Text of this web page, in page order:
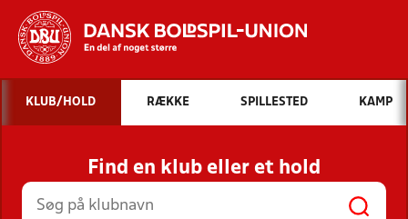
Hvad vil du søge efter?
INDHOLD OG NYHEDER
STILLINGER, RESULTATER, KLUBBER OG
HOLD
KLUB/HOLD RÆKKE SPILLESTED KAMP
Find en klub eller et hold